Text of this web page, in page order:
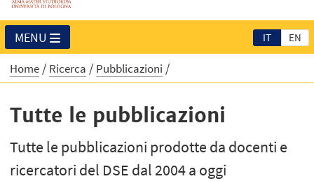
IT EN
MENU
Home Ricerca Pubblicazioni
Tutte le pubblicazioni
Tutte le pubblicazioni prodotte da docenti e
ricercatori del DSE dal 2004 a oggi